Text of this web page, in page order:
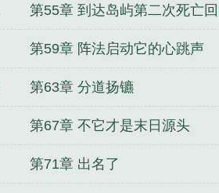
局
第55章 到达岛屿第二次死亡回
放
第59章 阵法启动它的心跳声
第63章 分道扬镳
第67章 不它才是末日源头
第71章 出名了